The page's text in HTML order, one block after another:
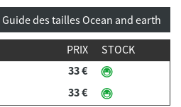
Guide des tailles Ocean and earth
PRIX
STOCK
33 €
33 €